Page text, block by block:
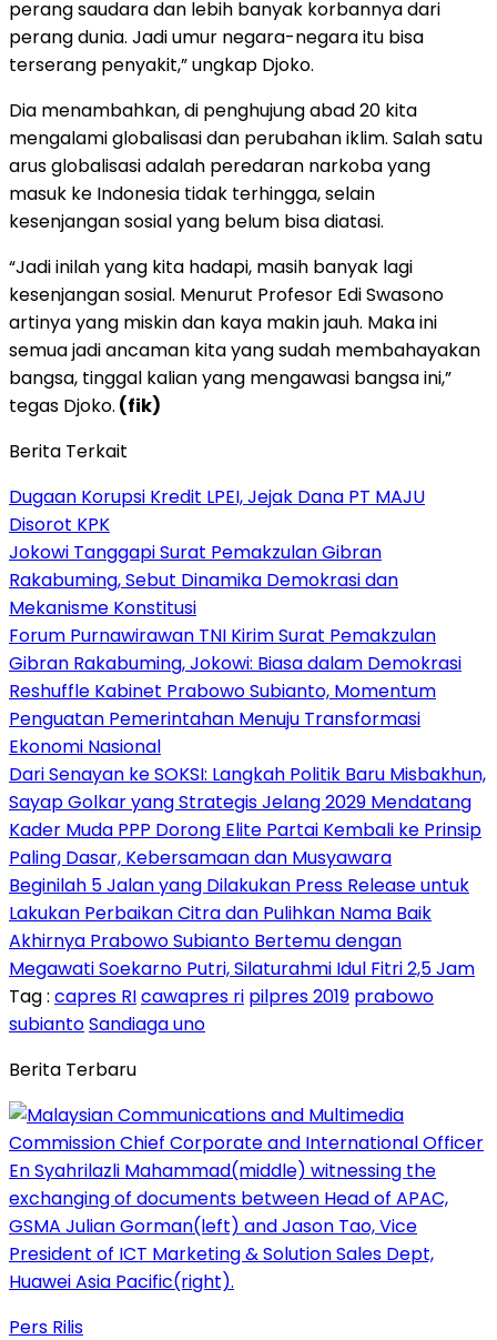
perang saudara dan lebih banyak korbannya dari
perang dunia. Jadi umur negara-negara itu bisa
terserang penyakit,” ungkap Djoko.
Dia menambahkan, di penghujung abad 20 kita
mengalami globalisasi dan perubahan iklim. Salah satu
arus globalisasi adalah peredaran narkoba yang
masuk ke Indonesia tidak terhingga, selain
kesenjangan sosial yang belum bisa diatasi.
“Jadi inilah yang kita hadapi, masih banyak lagi
kesenjangan sosial. Menurut Profesor Edi Swasono
artinya yang miskin dan kaya makin jauh. Maka ini
semua jadi ancaman kita yang sudah membahayakan
bangsa, tinggal kalian yang mengawasi bangsa ini,”
tegas Djoko. (fik)
Berita Terkait
Dugaan Korupsi Kredit LPEI, Jejak Dana PT MAJU
Disorot KPK
Jokowi Tanggapi Surat Pemakzulan Gibran
Rakabuming, Sebut Dinamika Demokrasi dan
Mekanisme Konstitusi
Forum Purnawirawan TNI Kirim Surat Pemakzulan
Gibran Rakabuming, Jokowi: Biasa dalam Demokrasi
Reshuffle Kabinet Prabowo Subianto, Momentum
Penguatan Pemerintahan Menuju Transformasi
Ekonomi Nasional
Dari Senayan ke SOKSI: Langkah Politik Baru Misbakhun,
Sayap Golkar yang Strategis Jelang 2029 Mendatang
Kader Muda PPP Dorong Elite Partai Kembali ke Prinsip
Paling Dasar, Kebersamaan dan Musyawara
Beginilah 5 Jalan yang Dilakukan Press Release untuk
Lakukan Perbaikan Citra dan Pulihkan Nama Baik
Akhirnya Prabowo Subianto Bertemu dengan
Megawati Soekarno Putri, Silaturahmi Idul Fitri 2,5 Jam
Tag : capres RIcawapres ri pilpres 2019 prabowo
subiantoSandiaga uno
Berita Terbaru
Pers Rilis